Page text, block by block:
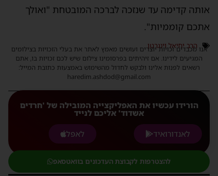
אותה קדימה עד שנזכה לברכה המובטחת "ואולך
אתכם קוממיות".
הרב יחיאל וינגרטן
אנו מכבדים זכויות יוצרים ועושים מאמץ לאתר את בעלי הזכויות בצילומים
המגיעים לידינו. אם זיהיתים בפרסומינו צילום שיש לכם זכויות בו, אתם
רשאים לפנות אלינו ולבקש לחדול מהשימוש באמצעות כתובת המייל:
haredim.ashdod@gmail.com
הורידו עכשיו את האפליקצייה המובילה של 'חרדים
אשדוד' אליכם לנייד
לאנדורואיד
לאפל
להצטרפות לקבוצת העדכונים בוואטסאפ